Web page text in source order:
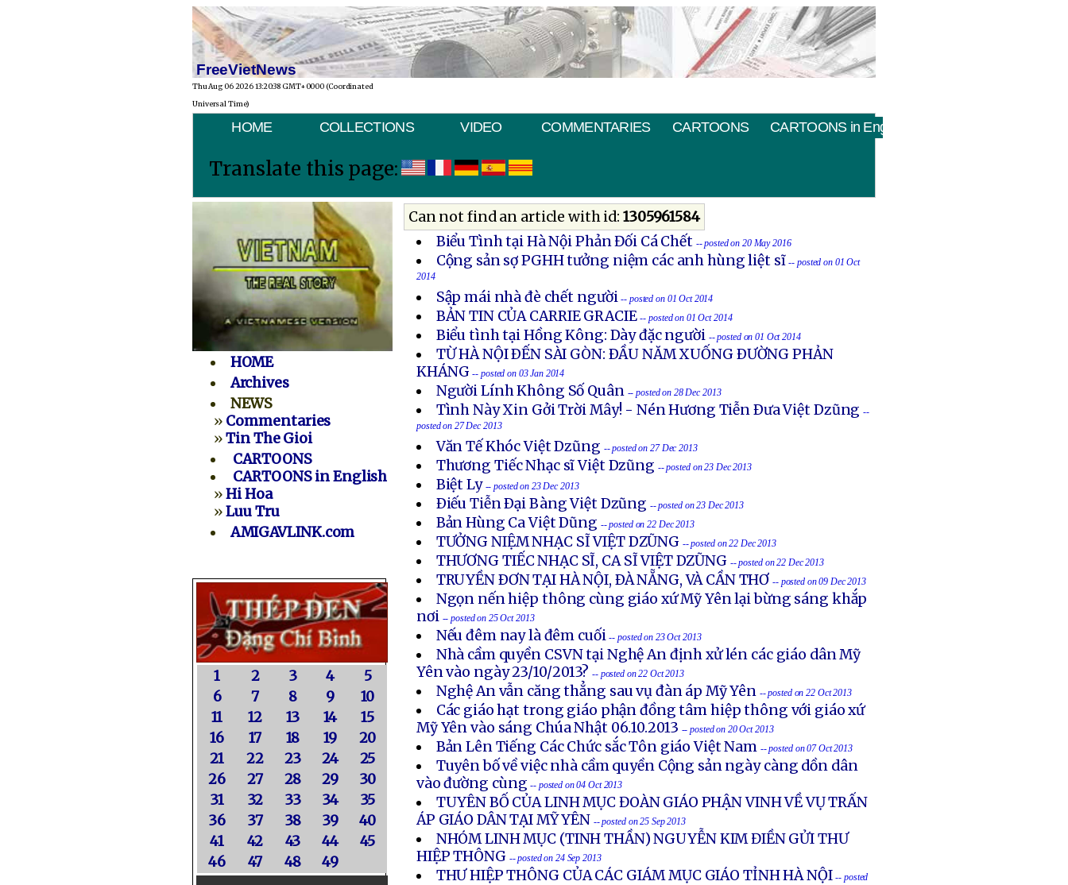
FreeVietNews
Thu Aug 06 2026 13:20:38 GMT+0000 (Coordinated
Universal Time)
HOME COLLECTIONS VIDEO COMMENTARIES CARTOONS CARTOONS in English
Translate this page:
HOME
Archives
NEWS
» Commentaries
»Tin The Gioi
CARTOONS
CARTOONS in English
»Hi Hoa
»Luu Tru
AMIGAVLINK.com
1 2 3 4
5
6
7 8 9
10
11
12 13 14
15
16
17 18 19
20
21
22 23 24
25
26
27 28 29
30
31
32 33 34
35
36
37 38 39
40
41
42 43 44
45
46
47 48 49
Can not find an article with id: 1305961584
Biểu Tình tại Hà Nội Phản Đối Cá Chết -- posted on 20 May 2016
Cộng sản sợ PGHH tưởng niệm các anh hùng liệt sĩ -- posted on 01 Oct
2014
Sập mái nhà đè chết người -- posted on 01 Oct 2014
BẢN TIN CỦA CARRIE GRACIE-- posted on 01 Oct 2014
Biểu tình tại Hồng Kông: Dày đặc người -- posted on 01 Oct 2014
TỪ HÀ NỘI ÐẾN SÀI GÒN: ÐẦU NĂM XUỐNG ÐƯỜNG PHẢN
KHÁNG-- posted on 03 Jan 2014
Người Lính Không Số Quân -- posted on 28 Dec 2013
Tình Này Xin Gởi Trời Mây! - Nén Hương Tiễn Ðưa Việt Dzũng --
posted on 27 Dec 2013
Văn Tế Khóc Việt Dzũng -- posted on 27 Dec 2013
Thương Tiếc Nhạc sĩ Việt Dzũng -- posted on 23 Dec 2013
Biệt Ly -- posted on 23 Dec 2013
Ðiếu Tiễn Ðại Bàng Việt Dzũng -- posted on 23 Dec 2013
Bản Hùng Ca Việt Dũng -- posted on 22 Dec 2013
TƯỞNG NIỆM NHẠC SĨ VIỆT DZŨNG -- posted on 22 Dec 2013
THƯƠNG TIẾC NHẠC SĨ, CA SĨ VIỆT DZŨNG -- posted on 22 Dec 2013
TRUYỀN ÐƠN TẠI HÀ NỘI, ÐÀ NẴNG, VÀ CẦN THƠ -- posted on 09 Dec 2013
Ngọn nến hiệp thông cùng giáo xứ Mỹ Yên lại bừng sáng khắp
nơi -- posted on 25 Oct 2013
Nếu đêm nay là đêm cuối -- posted on 23 Oct 2013
Nhà cầm quyền CSVN tại Nghệ An định xử lén các giáo dân Mỹ
Yên vào ngày 23/10/2013?-- posted on 22 Oct 2013
Nghệ An vẫn căng thẳng sau vụ đàn áp Mỹ Yên -- posted on 22 Oct 2013
Các giáo hạt trong giáo phận đồng tâm hiệp thông với giáo xứ
Mỹ Yên vào sáng Chúa Nhật 06.10.2013 -- posted on 20 Oct 2013
Bản Lên Tiếng Các Chức sắc Tôn giáo Việt Nam -- posted on 07 Oct 2013
Tuyên bố về việc nhà cầm quyền Cộng sản ngày càng dồn dân
vào đường cùng -- posted on 04 Oct 2013
TUYÊN BỐ CỦA LINH MỤC ĐOÀN GIÁO PHẬN VINH VỀ VỤ TRẤN
ÁP GIÁO DÂN TẠI MỸ YÊN -- posted on 25 Sep 2013
NHÓM LINH MỤC (TINH THẦN) NGUYỄN KIM ĐIỀN GỬI THƯ
HIỆP THÔNG -- posted on 24 Sep 2013
THƯ HIỆP THÔNG CỦA CÁC GIÁM MỤC GIÁO TỈNH HÀ NỘI -- posted